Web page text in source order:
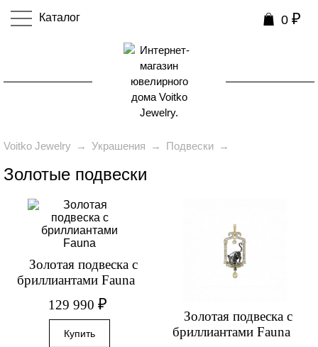
Каталог 0 ₽
Voitko Jewelry → Украшения → Подвески →
Золотые подвески
Золотая подвеска с
бриллиантами Fauna
129 990₽
Золотая подвеска с
бриллиантами Fauna